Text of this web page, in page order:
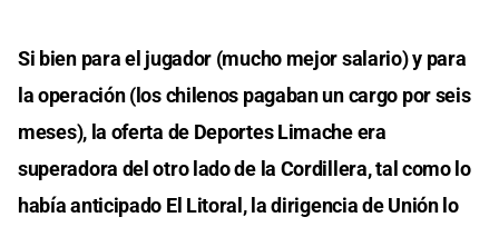
Si bien para el jugador (mucho mejor salario) y para
la operación (los chilenos pagaban un cargo por seis
meses), la oferta de Deportes Limache era
superadora del otro lado de la Cordillera, tal como lo
había anticipado El Litoral, la dirigencia de Unión lo